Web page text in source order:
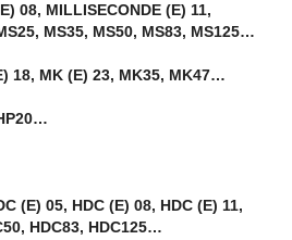
08, MILLISECONDE (E) 11,
MS35, MS50, MS83, MS125…
18, MK (E) 23, MK35, MK47…
(E) 05, HDC (E) 08, HDC (E) 11,
HDC83, HDC125…